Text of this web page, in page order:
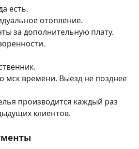
есть.
отопление.
за дополнительную плату.
клиентов.